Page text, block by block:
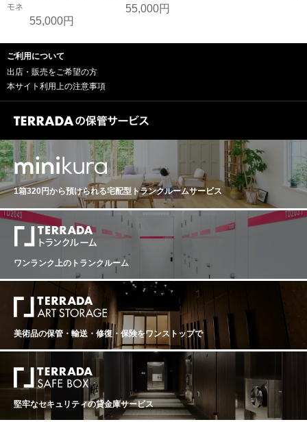
モネ
55,000円
55,000円
ご利用について
出店・販売をご希望の方
本サイト利用上の注意事項
1箱320円から預けられる宅配型トランクルームサービス
ワンランク上のトランクルーム
美術品の保管・輸送・修復・保険をワンストップで
堅牢なセキュリティの貸金庫サービス